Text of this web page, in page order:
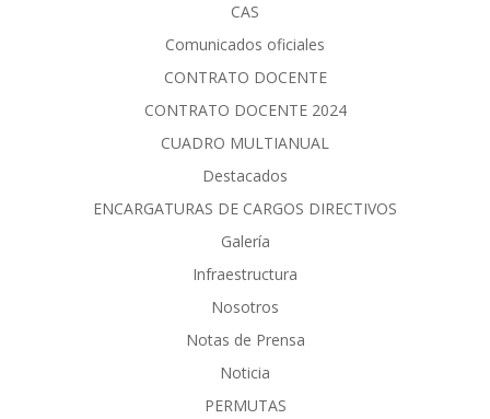
CAS
Comunicados oficiales
CONTRATO DOCENTE
CONTRATO DOCENTE 2024
CUADRO MULTIANUAL
Destacados
ENCARGATURAS DE CARGOS DIRECTIVOS
Galería
Infraestructura
Nosotros
Notas de Prensa
Noticia
PERMUTAS